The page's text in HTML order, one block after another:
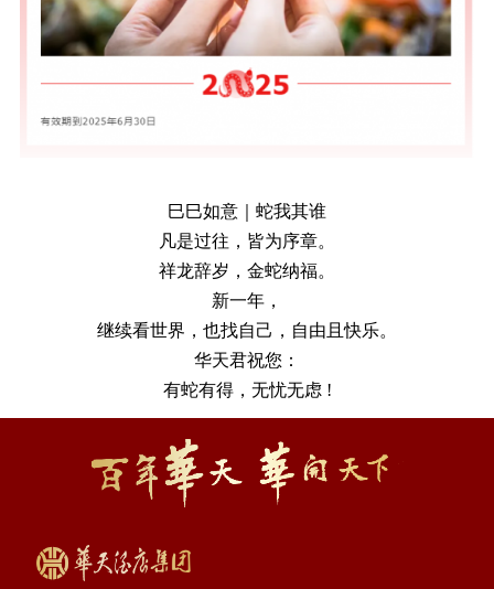
巳巳如意｜蛇我其谁
凡是过往，皆为序章。
祥龙辞岁，金蛇纳福。
新一年，
继续看世界，也找自己，自由且快乐。
华天君祝您：
有蛇有得，无忧无虑 !